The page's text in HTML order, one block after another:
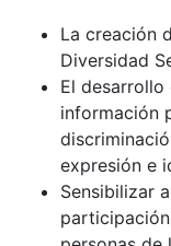
La creación
Diversidad
El
información
expresión e
Sensibilizar